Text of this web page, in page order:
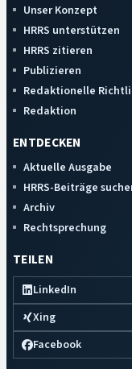
Unser Konzept
HRRS unterstützen
HRRS zitieren
Publizieren
Redaktionelle
Redaktion
ENTDECKEN
Aktuelle Ausgabe
HRRS-Beiträge
Archiv
Rechtsprechung
TEILEN
LinkedIn
Xing
Facebook